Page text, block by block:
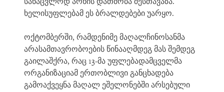
ხელისუფლებამ ეს ბრალდებები უარყო.
ოქტომბერში, რამდენიმე მაღალჩინოსანმა
არასამთავრობოების წინააღმდეგ მას შემდეგ
გაილაშქრა, რაც 13-მა უფლებადამცველმა
ორგანიზაციამ ერთობლივი განცხადება
გამოაქვეყნა მაღალ ეშელონებში არსებული